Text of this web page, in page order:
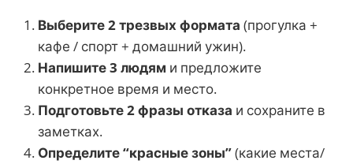
Выберите 2 трезвых формата (прогулка +
кафе / спорт + домашний ужин).
Напишите 3 людям и предложите
конкретное время и место.
Подготовьте 2 фразы отказа и сохраните в
заметках.
Определите “красные зоны”(какие места/